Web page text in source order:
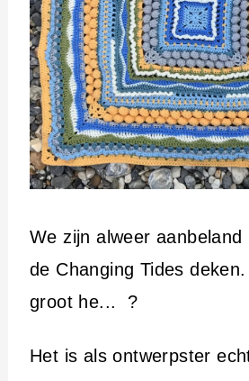
We zijn alweer aanbeland
de Changing Tides
groot he... ?
Het is als ontwerpster